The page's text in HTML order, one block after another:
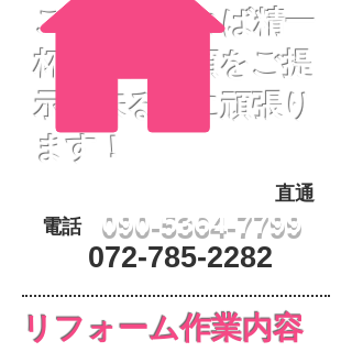
ご提示頂ければ精一
杯最安値金額をご提
示出来る様に頑張り
ます！
直通
電話 090-5364-7799
072-785-2282
​リフォーム作業内容